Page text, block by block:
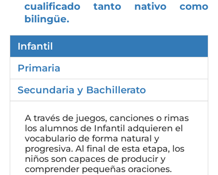
cualificado tanto nativo como
bilingüe.
Infantil
Primaria
Secundaria y Bachillerato
A través de juegos, canciones o rimas
los alumnos de Infantil adquieren el
vocabulario de forma natural y
progresiva. Al final de esta etapa, los
niños son capaces de producir y
comprender pequeñas oraciones.